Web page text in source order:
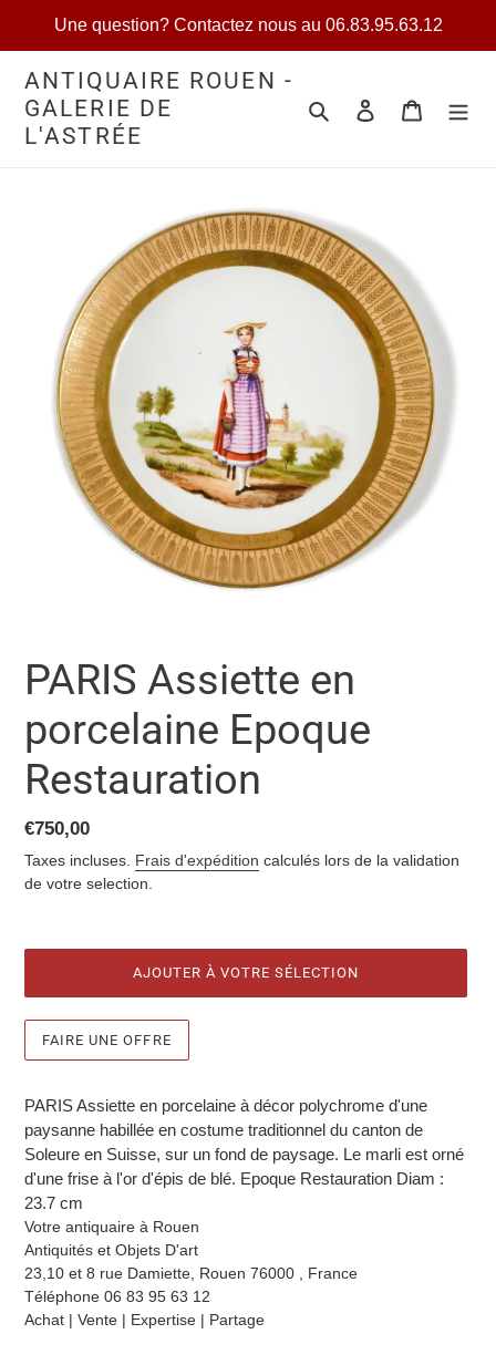
Une question? Contactez nous au 06.83.95.63.12
ANTIQUAIRE ROUEN -
GALERIE DE
L'ASTRÉE
RechercherSe connecter
Votre
PARIS Assiette en
porcelaine Epoque
Restauration
Prix
normal
€750,00
Taxes incluses. Frais d'expédition calculés lors de la validation
de votre selection.
AJOUTER À VOTRE SÉLECTION
FAIRE UNE OFFRE
produit
à
votre
sélection
PARIS Assiette en porcelaine à décor polychrome d'une
paysanne habillée en costume traditionnel du canton de
Soleure en Suisse, sur un fond de paysage. Le marli est orné
d'une frise à l'or d'épis de blé. Epoque Restauration Diam :
23.7 cm
Votre antiquaire à Rouen
Antiquités et Objets D'art
23,10 et 8 rue Damiette, Rouen 76000 , France
Téléphone 06 83 95 63 12
Achat | Vente | Expertise | Partage